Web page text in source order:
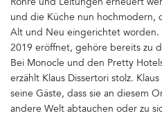
Rohre und Leitungen erneuert
und die Küche nun hochmodern,
Alt und Neu eingerichtet worden.
2019 eröffnet, gehöre bereits zu
Bei Monocle und den Pretty
erzählt Klaus Dissertori stolz.
seine Gäste, dass sie an diesem
andere Welt abtauchen oder zu